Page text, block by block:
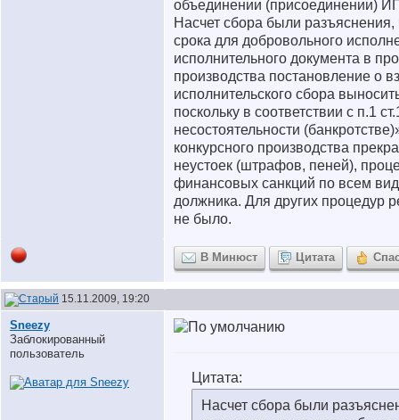
объединении (присоединении)
Насчет сбора были разъяснения,
срока для добровольного
исполнительного документа в
производства постановление о
исполнительского сбора
поскольку в соответствии с п.1
несостоятельности
конкурсного производства
неустоек (штрафов, пеней),
финансовых санкций по всем
должника. Для других процедур
не было.
В Минюст Цитата
15.11.2009, 19:20
Sneezy
Заблокированный
пользователь
Цитата:
Насчет сбора были